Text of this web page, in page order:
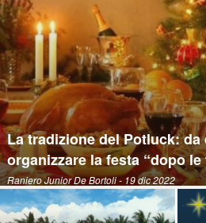
La tradizione del Potluck: da
organizzare la festa “dopo le
Raniero Junior De Bortoli- 19 dic 2022